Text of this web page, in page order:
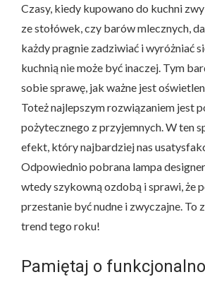
Czasy, kiedy kupowano do kuchni
ze stołówek, czy barów mlecznych,
każdy pragnie zadziwiać i wyróżniać
kuchnią nie może być inaczej. Tym
sobie sprawę, jak ważne jest
Toteż najlepszym rozwiązaniem jest
pożytecznego z przyjemnych. W ten
efekt, który najbardziej nas
Odpowiednio pobrana lampa
wtedy szykowną ozdobą i sprawi, że
przestanie być nudne i zwyczajne. To
trend tego roku!
Pamiętaj o